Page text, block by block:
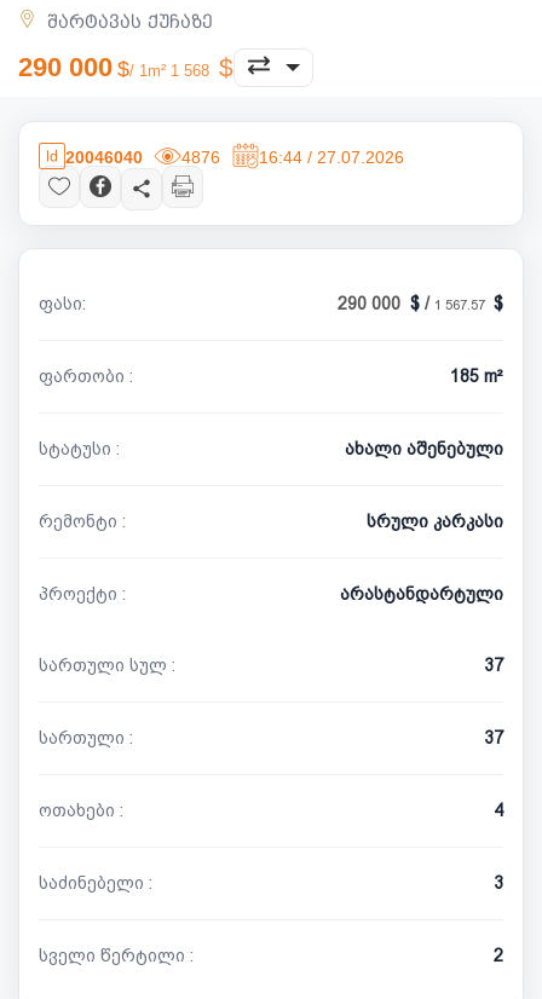
შარტავას ქუჩაზე
290 000 / 1m² 1 568
20046040 4876 16:44 / 27.07.2026
ფასი: 290 000 / 1 567.57
ფართობი : 185 m²
სტატუსი : ახალი აშენებული
რემონტი : სრული კარკასი
პროექტი : არასტანდარტული
სართული სულ : 37
სართული : 37
ოთახები : 4
საძინებელი : 3
სველი წერტილი : 2